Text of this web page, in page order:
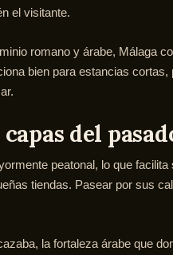
el visitante.
romano y árabe, Málaga
bien para estancias
del
peatonal, lo que
tiendas. Pasear por sus
la fortaleza árabe que